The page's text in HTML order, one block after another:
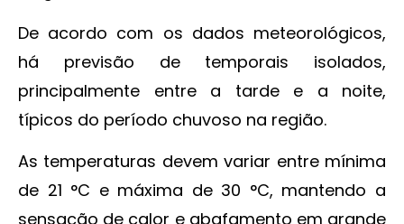
De acordo com os dados meteorológicos,
há previsão de temporais isolados,
principalmente entre a tarde e a noite,
típicos do período chuvoso na região.
As temperaturas devem variar entre mínima
de 21 °C e máxima de 30 °C, mantendo a
sensação de calor e abafamento em grande